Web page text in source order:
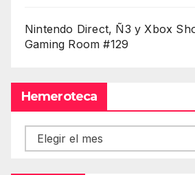
Nintendo Direct, Ñ3 y Xbox
Gaming Room #129
Hemeroteca
Hemeroteca